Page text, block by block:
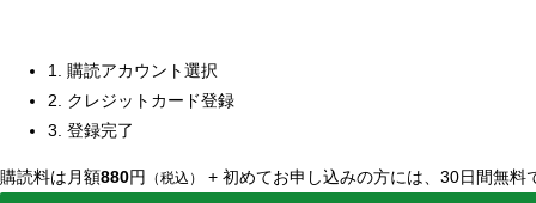
1. 購読アカウント選択
2. クレジットカード登録
3. 登録完了
購読料は月額880円 （税込） + 初めてお申し込みの方には、30日間無料